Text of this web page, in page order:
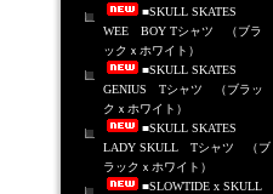
■SKULL SKATES
WEE BOY Tシャツ （ブラ
ックｘホワイト）
■SKULL SKATES
GENIUS Tシャツ （ブラッ
クｘホワイト）
■SKULL SKATES
LADY SKULL Tシャツ （ブ
ラックｘホワイト）
■SLOWTIDE x SKULL